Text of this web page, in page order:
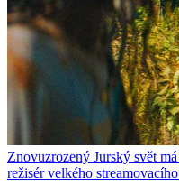
Znovuzrozený Jurský svět
režisér velkého